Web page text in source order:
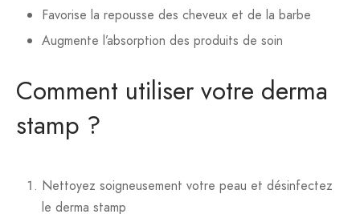
Favorise la repousse des cheveux et de la barbe
Augmente l’absorption des produits de soin
Comment utiliser votre derma
stamp ?
Nettoyez soigneusement votre peau et désinfectez
le derma stamp